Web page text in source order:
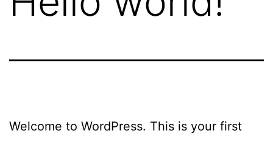
Welcome to WordPress. This is your first